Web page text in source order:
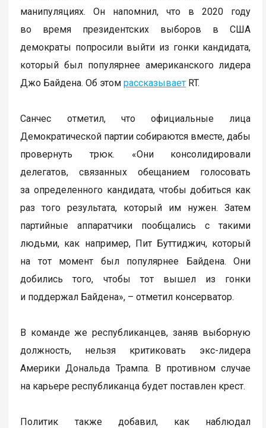
манипуляциях. Он напомнил, что в 2020 году
во время президентских выборов в США
демократы попросили выйти из гонки кандидата,
который был популярнее американского лидера
Джо Байдена. Об этомрассказывает RT.
Санчес отметил, что официальные лица
Демократической партии собираются вместе, дабы
провернуть трюк. «Они консолидировали
делегатов, связанных обещанием голосовать
за определенного кандидата, чтобы добиться как
раз того результата, который им нужен. Затем
партийные аппаратчики пообщались с такими
людьми, как например, Пит Буттиджич, который
на тот момент был популярнее Байдена. Они
добились того, чтобы тот вышел из гонки
и поддержал Байдена», – отметил консерватор.
В команде же республиканцев, заняв выборную
должность, нельзя критиковать экс-лидера
Америки Дональда Трампа. В противном случае
на карьере республиканца будет поставлен крест.
Политик также добавил, как наблюдал